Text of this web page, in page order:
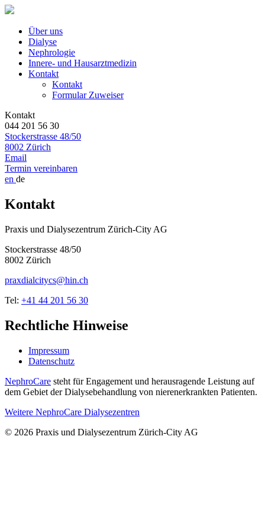
Über uns
Dialyse
Nephrologie
Innere- und Hausarztmedizin
Kontakt
Kontakt
Formular Zuweiser
Kontakt
044 201 56 30
Stockerstrasse 48/50
8002 Zürich
Email
Termin vereinbaren
en de
Kontakt
Praxis und Dialysezentrum Zürich-City AG
Stockerstrasse 48/50
8002 Zürich
praxdialcitycs@hin.ch
Tel: +41 44 201 56 30
Rechtliche Hinweise
Impressum
Datenschutz
NephroCare steht für Engagement und herausragende Leistung auf
dem Gebiet der Dialysebehandlung von nierenerkrankten Patienten.
Weitere NephroCare Dialysezentren
© 2026 Praxis und Dialysezentrum Zürich-City AG